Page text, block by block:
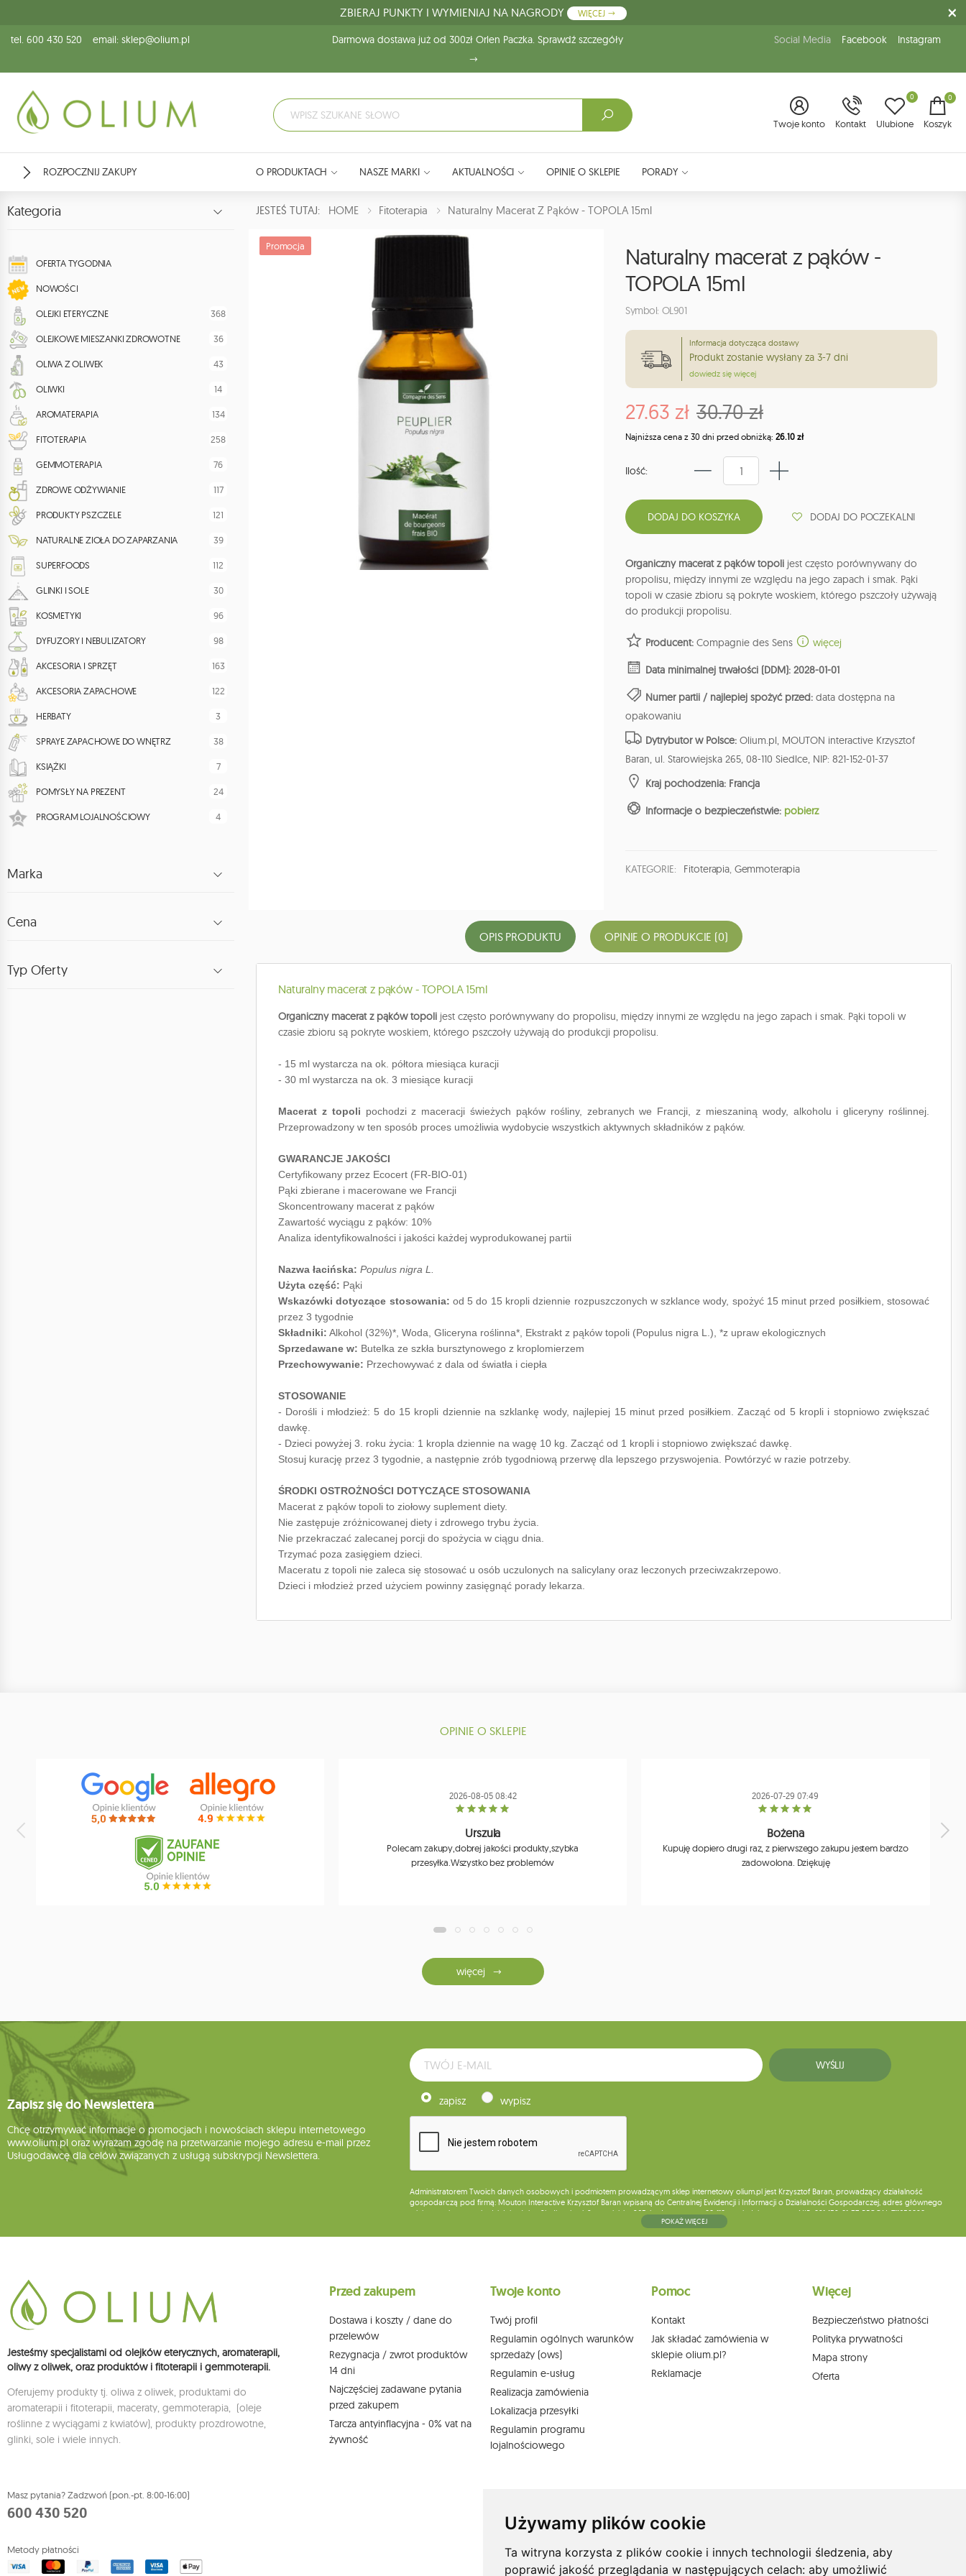
Używamy plików cookie
Ta witryna korzysta z plików cookie i innych technologii śledzenia, aby
poprawić jakość przeglądania w następujących celach: aby umożliwić
ZBIERAJ PUNKTY I WYMIENIAJ NA NAGRODY WIĘCEJ
tel. 600 430 520 email: sklep@olium.pl Darmowa dostawa już od 300zł Orlen Paczka. Sprawdź szczegóły Social Media Facebook Instagram
Twoje konto Kontakt Ulubione
0 0
Koszyk
ROZPOCZNIJ ZAKUPY O PRODUKTACH NASZE MARKI AKTUALNOŚCI OPINIE O SKLEPIE PORADY
Kategoria
OFERTA TYGODNIA
NOWOŚCI
OLEJKI ETERYCZNE 368
OLEJKOWE MIESZANKI ZDROWOTNE 36
OLIWA Z OLIWEK 43
OLIWKI 14
AROMATERAPIA 134
FITOTERAPIA 258
GEMMOTERAPIA 76
ZDROWE ODŻYWIANIE 117
PRODUKTY PSZCZELE 121
NATURALNE ZIOŁA DO ZAPARZANIA 39
SUPERFOODS 112
GLINKI I SOLE 30
KOSMETYKI 96
DYFUZORY I NEBULIZATORY 98
AKCESORIA I SPRZĘT 163
AKCESORIA ZAPACHOWE 122
HERBATY 3
SPRAYE ZAPACHOWE DO WNĘTRZ 38
KSIĄŻKI 7
POMYSŁY NA PREZENT 24
PROGRAM LOJALNOŚCIOWY 4
Marka
Cena
Typ Oferty
JESTEŚ TUTAJ: HOME Fitoterapia Naturalny Macerat Z Pąków - TOPOLA 15ml
Promocja
Naturalny macerat z pąków -
TOPOLA 15ml
Symbol: OL901
Informacja dotycząca dostawy
Produkt zostanie wysłany za 3-7 dni
dowiedz się więcej
27.63 zł 30.70 zł
Najniższa cena z 30 dni przed obniżką: 26.10 zł
Ilość:
DODAJ DO POCZEKALNI
Organiczny macerat z pąków topoli jest często porównywany do
propolisu, między innymi ze względu na jego zapach i smak. Pąki
topoli w czasie zbioru są pokryte woskiem, którego pszczoły używają
do produkcji propolisu.
Producent: Compagnie des Sens więcej
Data minimalnej trwałości (DDM): 2028-01-01
Numer partii / najlepiej spożyć przed: data dostępna na
opakowaniu
Dytrybutor w Polsce: Olium.pl, MOUTON interactive Krzysztof
Baran, ul. Starowiejska 265, 08-110 Siedlce, NIP: 821-152-01-37
Kraj pochodzenia: Francja
Informacje o bezpieczeństwie: pobierz
KATEGORIE: Fitoterapia, Gemmoterapia
OPIS PRODUKTU OPINIE O PRODUKCIE (0)
Naturalny macerat z pąków - TOPOLA 15ml
Organiczny macerat z pąków topoli jest często porównywany do propolisu, między innymi ze względu na jego zapach i smak. Pąki topoli w
czasie zbioru są pokryte woskiem, którego pszczoły używają do produkcji propolisu.
- 15 ml wystarcza na ok. półtora miesiąca kuracji
- 30 ml wystarcza na ok. 3 miesiące kuracji
Macerat z topoli pochodzi z maceracji świeżych pąków rośliny, zebranych we Francji, z mieszaniną wody, alkoholu i gliceryny roślinnej.
Przeprowadzony w ten sposób proces umożliwia wydobycie wszystkich aktywnych składników z pąków.
GWARANCJE JAKOŚCI
Certyfikowany przez Ecocert (FR-BIO-01)
Pąki zbierane i macerowane we Francji
Skoncentrowany macerat z pąków
Zawartość wyciągu z pąków: 10%
Analiza identyfikowalności i jakości każdej wyprodukowanej partii
Nazwa łacińska: Populus nigra L.
Użyta część: Pąki
Wskazówki dotyczące stosowania: od 5 do 15 kropli dziennie rozpuszczonych w szklance wody, spożyć 15 minut przed posiłkiem, stosować
przez 3 tygodnie
Składniki: Alkohol (32%)*, Woda, Gliceryna roślinna*, Ekstrakt z pąków topoli (Populus nigra L.), *z upraw ekologicznych
Sprzedawane w: Butelka ze szkła bursztynowego z kroplomierzem
Przechowywanie: Przechowywać z dala od światła i ciepła
STOSOWANIE
- Dorośli i młodzież: 5 do 15 kropli dziennie na szklankę wody, najlepiej 15 minut przed posiłkiem. Zacząć od 5 kropli i stopniowo zwiększać
dawkę.
- Dzieci powyżej 3. roku życia: 1 kropla dziennie na wagę 10 kg. Zacząć od 1 kropli i stopniowo zwiększać dawkę.
Stosuj kurację przez 3 tygodnie, a następnie zrób tygodniową przerwę dla lepszego przyswojenia. Powtórzyć w razie potrzeby.
ŚRODKI OSTROŻNOŚCI DOTYCZĄCE STOSOWANIA
Macerat z pąków topoli to ziołowy suplement diety.
Nie zastępuje zróżnicowanej diety i zdrowego trybu życia.
Nie przekraczać zalecanej porcji do spożycia w ciągu dnia.
Trzymać poza zasięgiem dzieci.
Maceratu z topoli nie zaleca się stosować u osób uczulonych na salicylany oraz leczonych przeciwzakrzepowo.
Dzieci i młodzież przed użyciem powinny zasięgnąć porady lekarza.
OPINIE O SKLEPIE
2026-08-05 08:42
Urszula
Polecam zakupy,dobrej jakości produkty,szybka
przesyłka.Wszystko bez problemów
2026-07-29 07:49
Bożena
Kupuję dopiero drugi raz, z pierwszego zakupu jestem bardzo
zadowolona. Dziękuję
więcej
Zapisz się do Newslettera
Chcę otrzymywać informacje o promocjach i nowościach sklepu internetowego
www.olium.pl oraz wyrażam zgodę na przetwarzanie mojego adresu e-mail przez
Usługodawcę dla celów związanych z usługą subskrypcji Newslettera.
WYŚLIJ
zapisz wypisz
Administratorem Twoich danych osobowych i podmiotem prowadzącym sklep internetowy olium.pl jest Krzysztof Baran, prowadzący działalność
gospodarczą pod firmą: Mouton Interactive Krzysztof Baran wpisaną do Centralnej Ewidencji i Informacji o Działalności Gospodarczej, adres głównego
miejsca wykonywania działalności w Siedlcach, ul. Starowiejska 265, kod pocztowy: 08-110, posiadający numer NIP: 821-152-01-37, REGON: 711650928 .
Dane będą przetwarzane w celu wysyłki newslettera i przechowywane do chwili rezygnacji z subskrypcji.
działem obsługi klienta Mouton Interactive pod adresem e-mail lub pisemnie na adres siedziby.
POKAŻ WIĘCEJ
Jesteśmy specjalistami od olejków eterycznych, aromaterapii,
oliwy z oliwek, oraz produktów i fitoterapii i gemmoterapii.
Oferujemy produkty tj. oliwa z oliwek, produktami do
aromaterapii i fitoterapii, maceraty, gemmoterapia, (oleje
roślinne z wyciągami z kwiatów), produkty prozdrowotne,
glinki, sole i wiele innych.
Masz pytania? Zadzwoń (pon.-pt. 8:00-16:00)
600 430 520
Metody płatności
Przed zakupem
Dostawa i koszty / dane do
przelewów
Rezygnacja / zwrot produktów
14 dni
Najczęściej zadawane pytania
przed zakupem
Tarcza antyinflacyjna - 0% vat na
żywność
Twoje konto
Twój profil
Regulamin ogólnych warunków
sprzedaży (ows)
Regulamin e-usług
Realizacja zamówienia
Lokalizacja przesyłki
Regulamin programu
lojalnościowego
Pomoc
Kontakt
Jak składać zamówienia w
sklepie olium.pl?
Reklamacje
Więcej
Bezpieczeństwo płatności
Polityka prywatności
Mapa strony
Oferta